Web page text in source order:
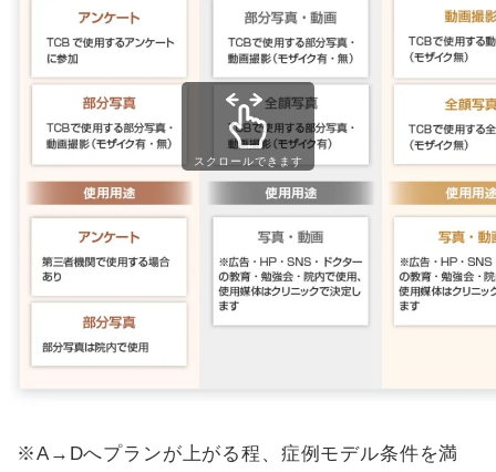
スクロールできます
※A→Dへプランが上がる程、症例モデル条件を満